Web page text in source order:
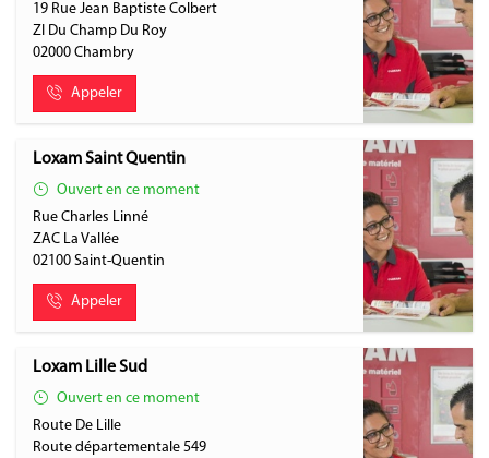
19 Rue Jean Baptiste Colbert
ZI Du Champ Du Roy
02000 Chambry
Appeler
Loxam Saint Quentin
Ouvert en ce moment
Rue Charles Linné
ZAC La Vallée
02100 Saint-Quentin
Appeler
Loxam Lille Sud
Ouvert en ce moment
Route De Lille
Route départementale 549